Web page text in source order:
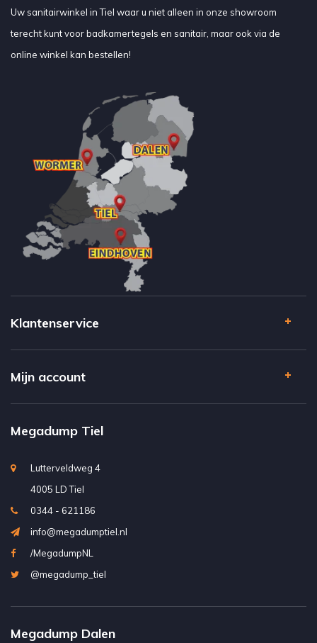
Uw sanitairwinkel in Tiel waar u niet alleen in onze showroom
terecht kunt voor badkamertegels en sanitair, maar ook via de
online winkel kan bestellen!
Klantenservice
Mijn account
Megadump Tiel
Lutterveldweg 4
4005 LD Tiel
0344 - 621186
info@megadumptiel.nl
/MegadumpNL
@megadump_tiel
Megadump Dalen